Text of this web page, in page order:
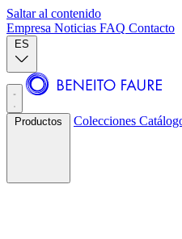
Saltar al contenido
Empresa Noticias FAQ Contacto
ES
Productos Colecciones